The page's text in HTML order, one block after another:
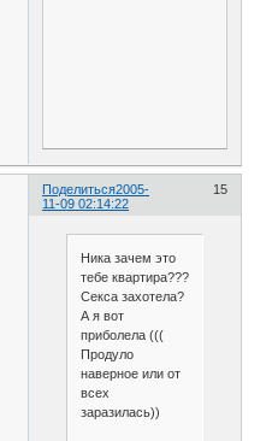
Поделиться 15
2005-
11-09 02:14:22
Ника зачем это
тебе квартира???
Секса захотела?
А я вот
приболела (((
Продуло
наверное или от
всех
заразилась))